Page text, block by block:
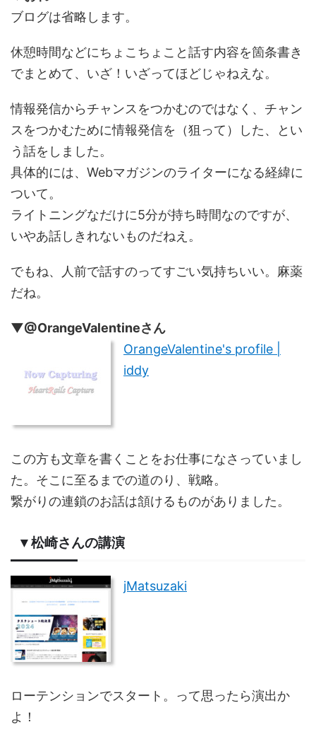
ブログは省略します。
休憩時間などにちょこちょこと話す内容を箇条書き
でまとめて、いざ！いざってほどじゃねえな。
情報発信からチャンスをつかむのではなく、チャン
スをつかむために情報発信を（狙って）した、とい
う話をしました。
具体的には、Webマガジンのライターになる経緯に
ついて。
ライトニングなだけに5分が持ち時間なのですが、
いやあ話しきれないものだねえ。
でもね、人前で話すのってすごい気持ちいい。麻薬
だね。
▼@OrangeValentineさん
OrangeValentine's profile |
iddy
この方も文章を書くことをお仕事になさっていまし
た。そこに至るまでの道のり、戦略。
繋がりの連鎖のお話は頷けるものがありました。
▼松崎さんの講演
jMatsuzaki
ローテンションでスタート。って思ったら演出か
よ！